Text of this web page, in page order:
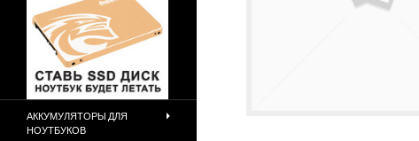
АККУМУЛЯТОРЫ ДЛЯ
НОУТБУКОВ